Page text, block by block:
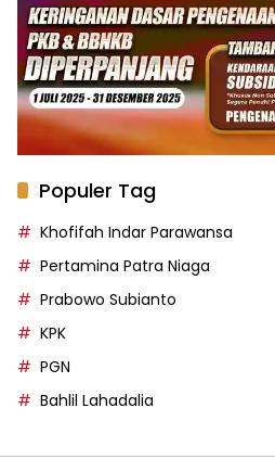
Populer Tag
Khofifah Indar Parawansa
Pertamina Patra Niaga
Prabowo Subianto
KPK
PGN
Bahlil Lahadalia